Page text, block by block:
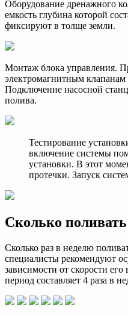
Оборудование дренажного
емкость глубина которой
фиксируют в толще земли.
Монтаж блока управления.
электромагнитным клапанам
Подключение насосной
полива.
Тестирование
включение системы
установки. В этот
протечки. Запуск
Сколько поливать
Сколько раз в неделю
специалисты рекомендуют
зависимости от скорости
период составляет 4 раза в